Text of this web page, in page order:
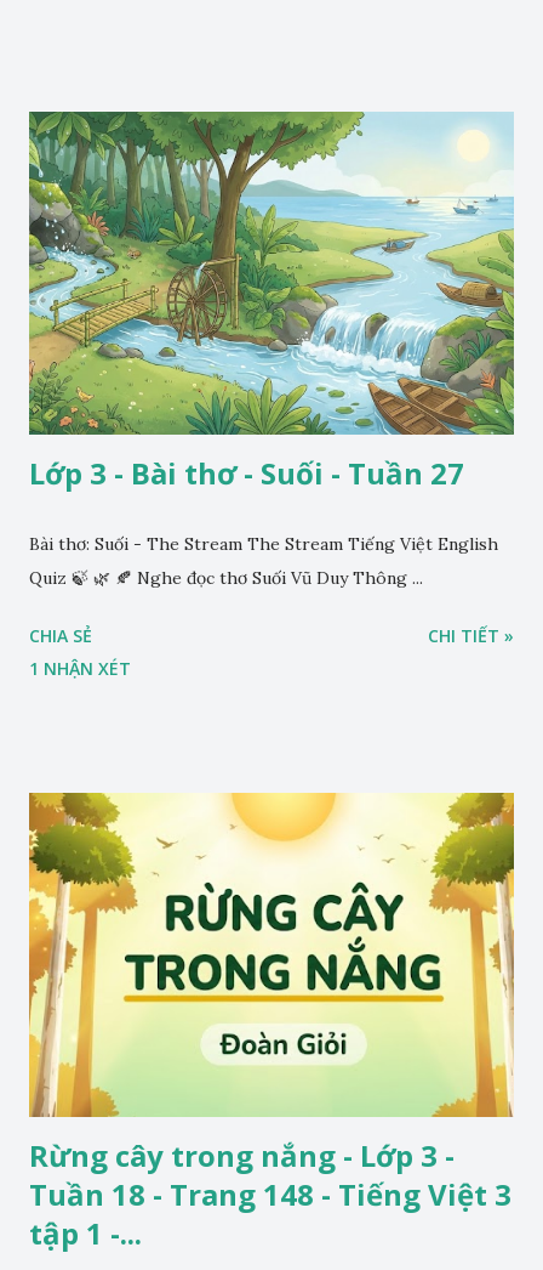
Lớp 3 - Bài thơ - Suối - Tuần 27
Bài thơ: Suối - The Stream The Stream Tiếng Việt English
Quiz 🍃 🌿 🍂 Nghe đọc thơ Suối Vũ Duy Thông ...
CHIA SẺ
1 NHẬN XÉT
CHI TIẾT »
Rừng cây trong nắng - Lớp 3 -
Tuần 18 - Trang 148 - Tiếng Việt 3
tập 1 -...